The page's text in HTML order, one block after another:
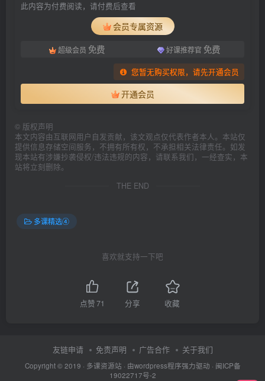
此内容为付费阅读，请付费后查看
会员专属资源
超级会员 免费 好课推荐官 免费
您暂无购买权限，请先开通会员
开通会员
© 版权声明
本文内容由互联网用户自发贡献，该文观点仅代表作者本人。本站仅
提供信息存储空间服务，不拥有所有权，不承担相关法律责任。如发
现本站有涉嫌抄袭侵权/违法违规的内容，请联系我们，一经查实，本
站将立刻删除。
THE END
多课精选④
喜欢就支持一下吧
点赞71 分享 收藏
友链申请 免责声明 广告合作 关于我们
Copyright © 2019 · 多课资源站 · 由wordpress程序强力驱动 · 闽ICP备
19022717号-2